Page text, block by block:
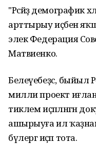
"Рәсәйҙә демографик
арттырыу иҫәбенә
элек Федерация
Матвиенко.
Белеүебеҙсә, быйыл
милли проект
тиклем иҫәпләнгән
ашырыуға ил
бүлергә иҫәп тота.